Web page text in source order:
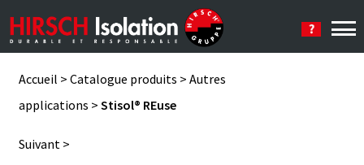
Accueil > Catalogue produits > Autres
applications > Stisol® REuse
Suivant >